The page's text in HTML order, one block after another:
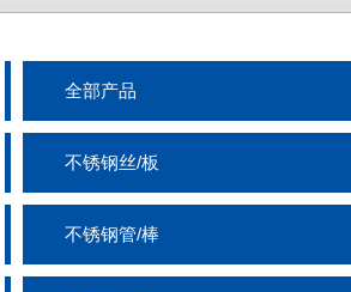
全部产品
不锈钢丝/板
不锈钢管/棒